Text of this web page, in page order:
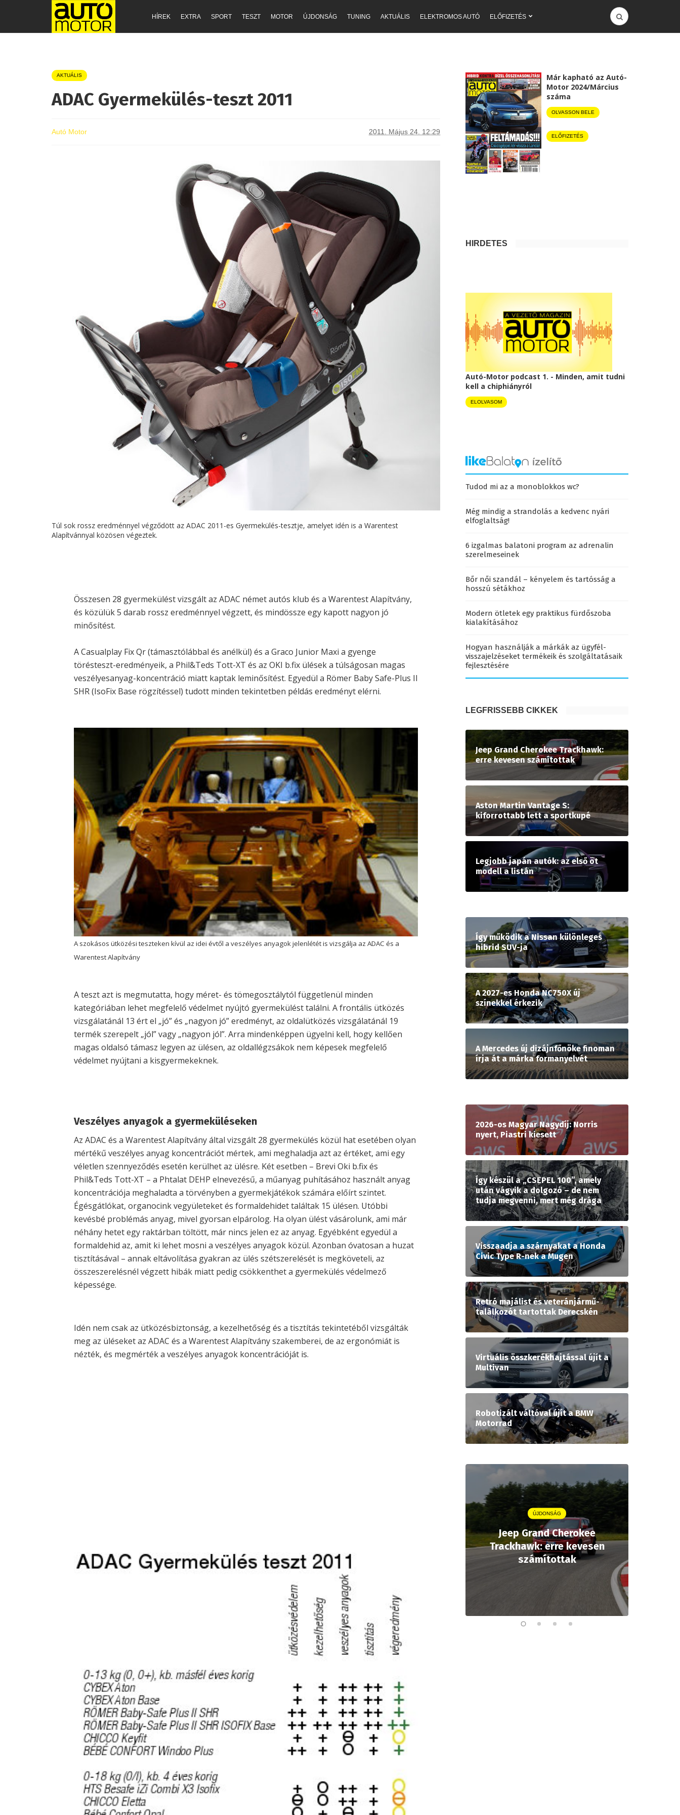
HÍREK EXTRA SPORT TESZT MOTOR ÚJDONSÁG TUNING AKTUÁLIS ELEKTROMOS AUTÓ ELŐFIZETÉS
AKTUÁLIS
ADAC Gyermekülés-teszt 2011
Autó Motor 2011. Május 24. 12:29
Túl sok rossz eredménnyel végződött az ADAC 2011-es Gyermekülés-tesztje, amelyet idén is a Warentest
Alapítvánnyal közösen végeztek.
Összesen 28 gyermekülést vizsgált az ADAC német autós klub és a Warentest Alapítvány,
és közülük 5 darab rossz eredménnyel végzett, és mindössze egy kapott nagyon jó
minősítést.
A Casualplay Fix Qr (támasztólábbal és anélkül) és a Graco Junior Maxi a gyenge
törésteszt-eredményeik, a Phil&Teds Tott-XT és az OKI b.fix ülések a túlságosan magas
veszélyesanyag-koncentráció miatt kaptak leminősítést. Egyedül a Römer Baby Safe-Plus II
SHR (IsoFix Base rögzítéssel) tudott minden tekintetben példás eredményt elérni.
A szokásos ütközési teszteken kívül az idei évtől a veszélyes anyagok jelenlétét is vizsgálja az ADAC és a
Warentest Alapítvány
A teszt azt is megmutatta, hogy méret- és tömegosztálytól függetlenül minden
kategóriában lehet megfelelő védelmet nyújtó gyermekülést találni. A frontális ütközés
vizsgálatánál 13 ért el „jó” és „nagyon jó” eredményt, az oldalütközés vizsgálatánál 19
termék szerepelt „jól” vagy „nagyon jól”. Arra mindenképpen ügyelni kell, hogy kellően
magas oldalsó támasz legyen az ülésen, az oldallégzsákok nem képesek megfelelő
védelmet nyújtani a kisgyermekeknek.
Veszélyes anyagok a gyermeküléseken
Az ADAC és a Warentest Alapítvány által vizsgált 28 gyermekülés közül hat esetében olyan
mértékű veszélyes anyag koncentrációt mértek, ami meghaladja azt az értéket, ami egy
véletlen szennyeződés esetén kerülhet az ülésre. Két esetben – Brevi Oki b.fix és
Phil&Teds Tott-XT – a Phtalat DEHP elnevezésű, a műanyag puhításához használt anyag
koncentrációja meghaladta a törvényben a gyermekjátékok számára előírt szintet.
Égésgátlókat, organocink vegyületeket és formaldehidet találtak 15 ülésen. Utóbbi
kevésbé problémás anyag, mivel gyorsan elpárolog. Ha olyan ülést vásárolunk, ami már
néhány hetet egy raktárban töltött, már nincs jelen ez az anyag. Egyébként egyedül a
formaldehid az, amit ki lehet mosni a veszélyes anyagok közül. Azonban óvatosan a huzat
tisztításával – annak eltávolítása gyakran az ülés szétszerelését is megköveteli, az
összeszerelésnél végzett hibák miatt pedig csökkenthet a gyermekülés védelmező
képessége.
Idén nem csak az ütközésbiztonság, a kezelhetőség és a tisztítás tekintetéből vizsgálták
meg az üléseket az ADAC és a Warentest Alapítvány szakemberei, de az ergonómiát is
nézték, és megmérték a veszélyes anyagok koncentrációját is.
Már kapható az Autó-
Motor 2024/Március
száma
OLVASSON BELE
ELŐFIZETÉS
HIRDETÉS
Autó-Motor podcast 1. - Minden, amit tudni
kell a chiphiányról
ELOLVASOM
Tudod mi az a monoblokkos wc?
Még mindig a strandolás a kedvenc nyári
elfoglaltság!
6 izgalmas balatoni program az adrenalin
szerelmeseinek
Bőr női szandál – kényelem és tartósság a
hosszú sétákhoz
Modern ötletek egy praktikus fürdőszoba
kialakításához
Hogyan használják a márkák az ügyfél-
visszajelzéseket termékeik és szolgáltatásaik
fejlesztésére
LEGFRISSEBB CIKKEK
Jeep Grand Cherokee Trackhawk:
erre kevesen számítottak
Aston Martin Vantage S:
kiforrottabb lett a sportkupé
Legjobb japán autók: az első öt
modell a listán
Így működik a Nissan különleges
hibrid SUV-ja
A 2027-es Honda NC750X új
színekkel érkezik
A Mercedes új dizájnfőnöke finoman
írja át a márka formanyelvét
2026-os Magyar Nagydíj: Norris
nyert, Piastri kiesett
Így készül a „CSEPEL 100”, amely
után vágyik a dolgozó – de nem
tudja megvenni, mert még drága
Visszaadja a szárnyakat a Honda
Civic Type R-nek a Mugen
Retró majálist és veteránjármű-
találkozót tartottak Derecskén
Virtuális összkerékhajtással újít a
Multivan
Robotizált váltóval újít a BMW
Motorrad
ÚJDONSÁG
Jeep Grand Cherokee
Trackhawk: erre kevesen
számítottak